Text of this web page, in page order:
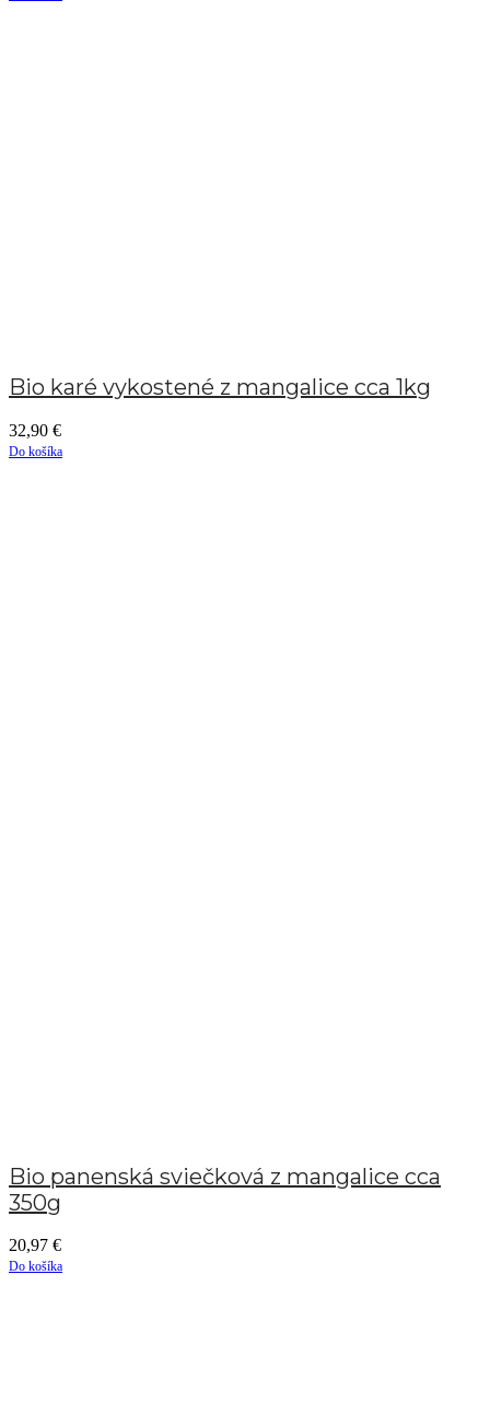
Bio karé vykostené z mangalice cca 1kg
32,90 €
Do košíka
Bio panenská sviečková z mangalice cca
350g
20,97 €
Do košíka